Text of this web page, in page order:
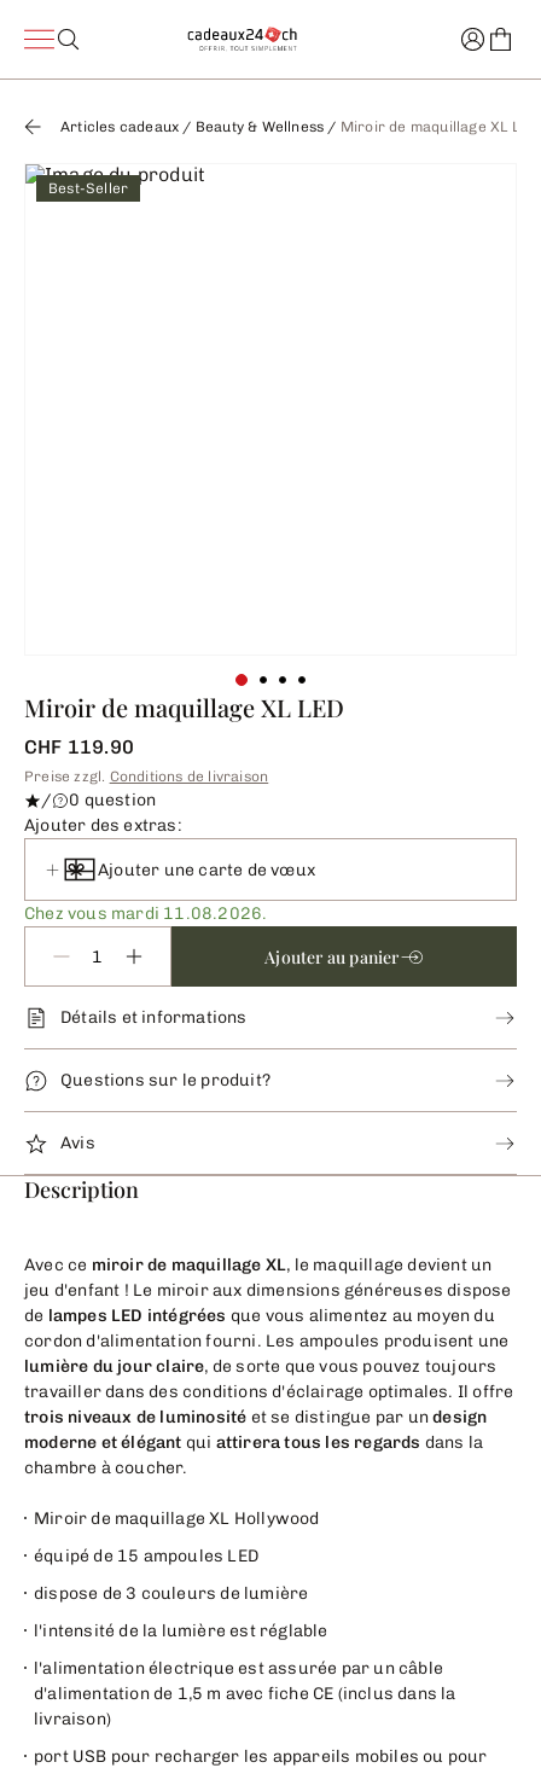
Articles cadeaux / Beauty & Wellness / Miroir de maquillage XL LED
Best-Seller
Miroir de maquillage XL LED
CHF 119.90
Preise zzgl. Conditions de livraison
/
0 question
Ajouter des extras:
Ajouter une carte de vœux
Chez vous mardi 11.08.2026.
Ajouter au panier
Détails et informations
Questions sur le produit?
Avis
Description
Avec ce miroir de maquillage XL, le maquillage devient un
jeu d'enfant ! Le miroir aux dimensions généreuses dispose
de lampes LED intégrées que vous alimentez au moyen du
cordon d'alimentation fourni. Les ampoules produisent une
lumière du jour claire, de sorte que vous pouvez toujours
travailler dans des conditions d'éclairage optimales. Il offre
trois niveaux de luminosité et se distingue par undesign
moderne et élégant qui attirera tous les regards dans la
chambre à coucher.
Miroir de maquillage XL Hollywood
équipé de 15 ampoules LED
dispose de 3 couleurs de lumière
l'intensité de la lumière est réglable
l'alimentation électrique est assurée par un câble
d'alimentation de 1,5 m avec fiche CE (inclus dans la
livraison)
port USB pour recharger les appareils mobiles ou pour